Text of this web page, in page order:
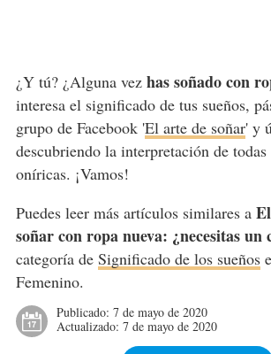
¿Y tú? ¿Alguna vez has soñado con
interesa el significado de tus sueños,
grupo de Facebook 'El arte de soñar' y
descubriendo la interpretación de
oníricas. ¡Vamos!
Puedes leer más artículos similares a
soñar con ropa nueva: ¿necesitas un
categoría de Significado de los sueños
Femenino.
Publicado: 7 de mayo de 2020
Actualizado: 7 de mayo de 2020